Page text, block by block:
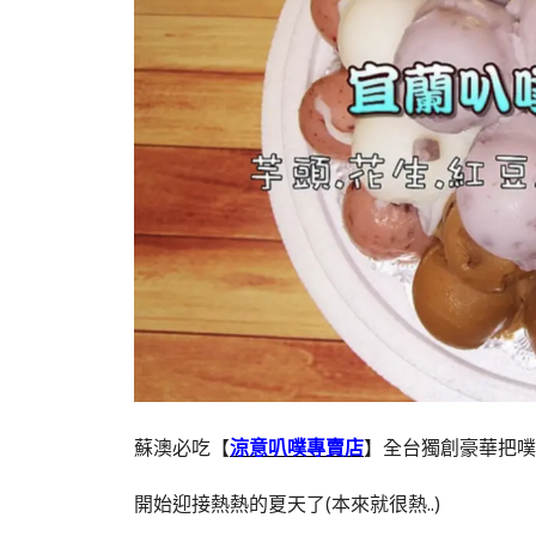
蘇澳必吃【涼意叭噗專賣店】全台獨創豪華把
開始迎接熱熱的夏天了(本來就很熱..)